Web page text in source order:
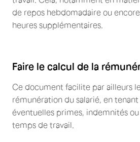
de repos hebdomadaire ou
heures supplémentaires.
Faire le calcul de la
Ce document facilite par ailleurs
rémunération du salarié, en
éventuelles primes, indemnités
temps de travail.